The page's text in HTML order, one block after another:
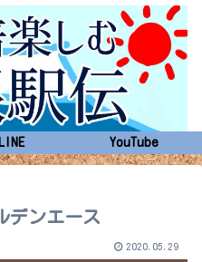
YouTube
デンエース
2020.05.29